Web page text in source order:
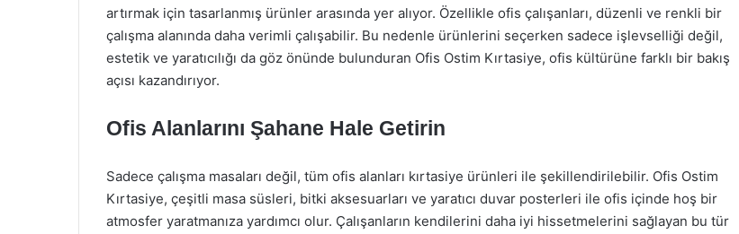
artırmak için tasarlanmış ürünler arasında yer alıyor. Özellikle ofis çalışanları, düzenli ve renkli bir
çalışma alanında daha verimli çalışabilir. Bu nedenle ürünlerini seçerken sadece işlevselliği değil,
estetik ve yaratıcılığı da göz önünde bulunduran Ofis Ostim Kırtasiye, ofis kültürüne farklı bir bakış
açısı kazandırıyor.
Ofis Alanlarını Şahane Hale Getirin
Sadece çalışma masaları değil, tüm ofis alanları kırtasiye ürünleri ile şekillendirilebilir. Ofis Ostim
Kırtasiye, çeşitli masa süsleri, bitki aksesuarları ve yaratıcı duvar posterleri ile ofis içinde hoş bir
atmosfer yaratmanıza yardımcı olur. Çalışanların kendilerini daha iyi hissetmelerini sağlayan bu tür